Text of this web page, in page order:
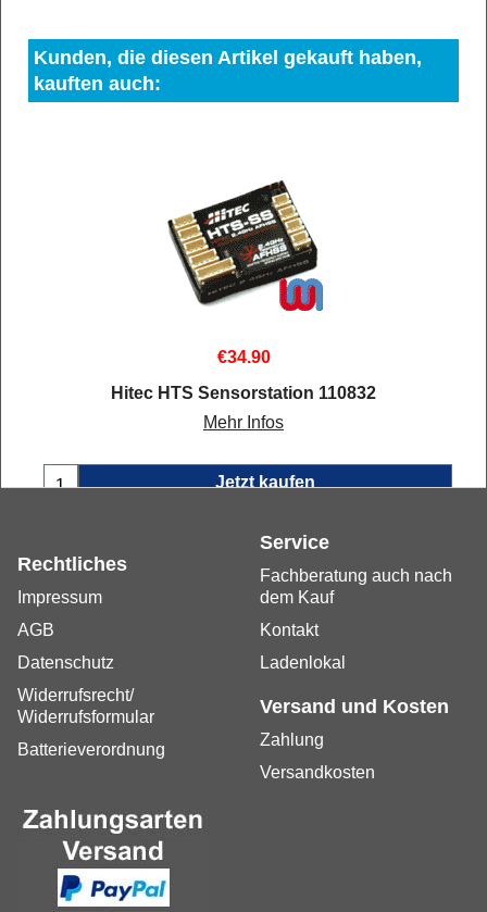
Kunden, die diesen Artikel gekauft haben,
kauften auch:
€34.90
Hitec HTS Sensorstation 110832
Mehr Infos
Jetzt kaufen
Service
Fachberatung auch nach
dem Kauf
Kontakt
Ladenlokal
Rechtliches
Impressum
AGB
Datenschutz
Widerrufsrecht/
Widerrufsformular
Batterieverordnung
Versand und Kosten
Zahlung
Versandkosten